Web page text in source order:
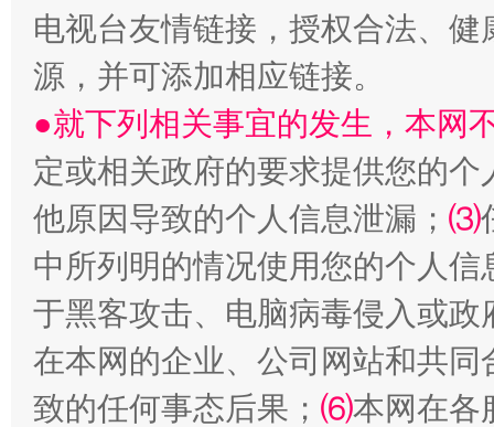
解纷+调解+退费，一次搞定
电视台友情链接，授权合法、
源，并可添加相应链接。
●就下列相关事宜的发生，本网
定或相关政府的要求提供您的个
他原因导致的个人信息泄漏； ⑶
中所列明的情况使用您的个人
于黑客攻击、电脑病毒侵入或
在本网的企业、公司网站和共
致的任何事态后果； ⑹本网在各